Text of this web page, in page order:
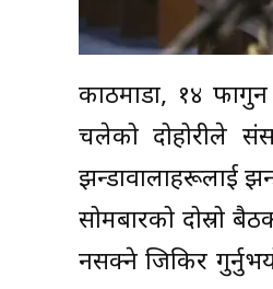
काठमाडौँ, १४
चलेको दोहोरीले
झन्डावालाहरूलाई
सोमबारको दोस्रो
नसक्ने जिकिर